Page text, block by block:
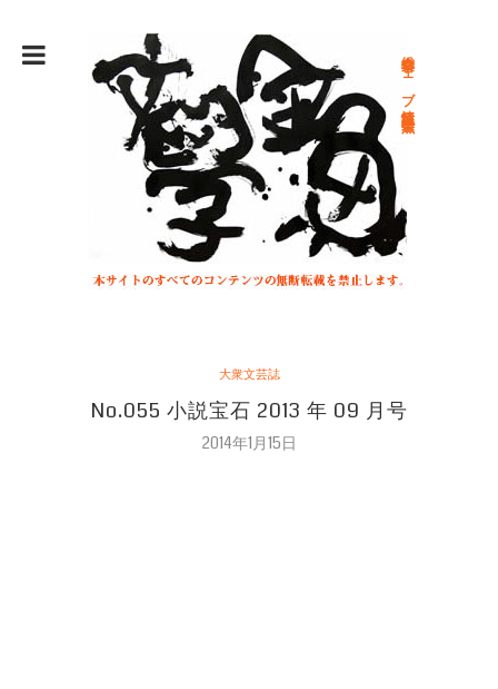
総合文学ウェブ情報誌 文学金魚
大衆文芸誌
No.055 小説宝石 2013 年 09 月号
2014年1月15日